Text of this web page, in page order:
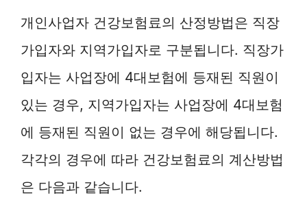
개인사업자 건강보험료의 산정방법은 직장
가입자와 지역가입자로 구분됩니다. 직장가
입자는 사업장에 4대보험에 등재된 직원이
있는 경우, 지역가입자는 사업장에 4대보험
에 등재된 직원이 없는 경우에 해당됩니다.
각각의 경우에 따라 건강보험료의 계산방법
은 다음과 같습니다.